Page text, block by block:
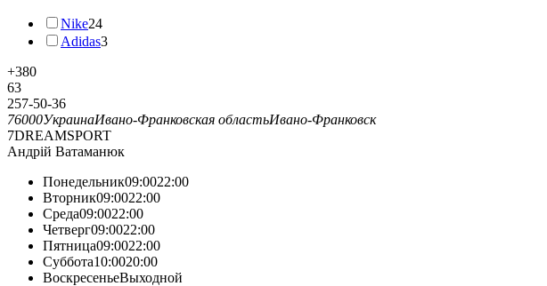
Nike24
Adidas3
+380
63
257-50-36
76000УкраинаИвано-Франковская областьИвано-Франковск
7DREAMSPORT
Андрій Ватаманюк
Понедельник09:0022:00
Вторник09:0022:00
Среда09:0022:00
Четверг09:0022:00
Пятница09:0022:00
Суббота10:0020:00
ВоскресеньеВыходной